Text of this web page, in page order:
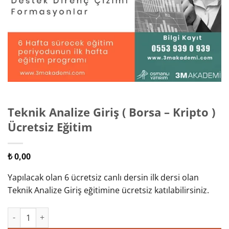
Teknik Analize Giriş ( Borsa – Kripto )
Ücretsiz Eğitim
₺0,00
Yapılacak olan 6 ücretsiz canlı dersin ilk dersi olan
Teknik Analize Giriş eğitimine ücretsiz katılabilirsiniz.
Teknik Analize Giriş ( Borsa - Kripto ) Ücretsiz Eğitim adet